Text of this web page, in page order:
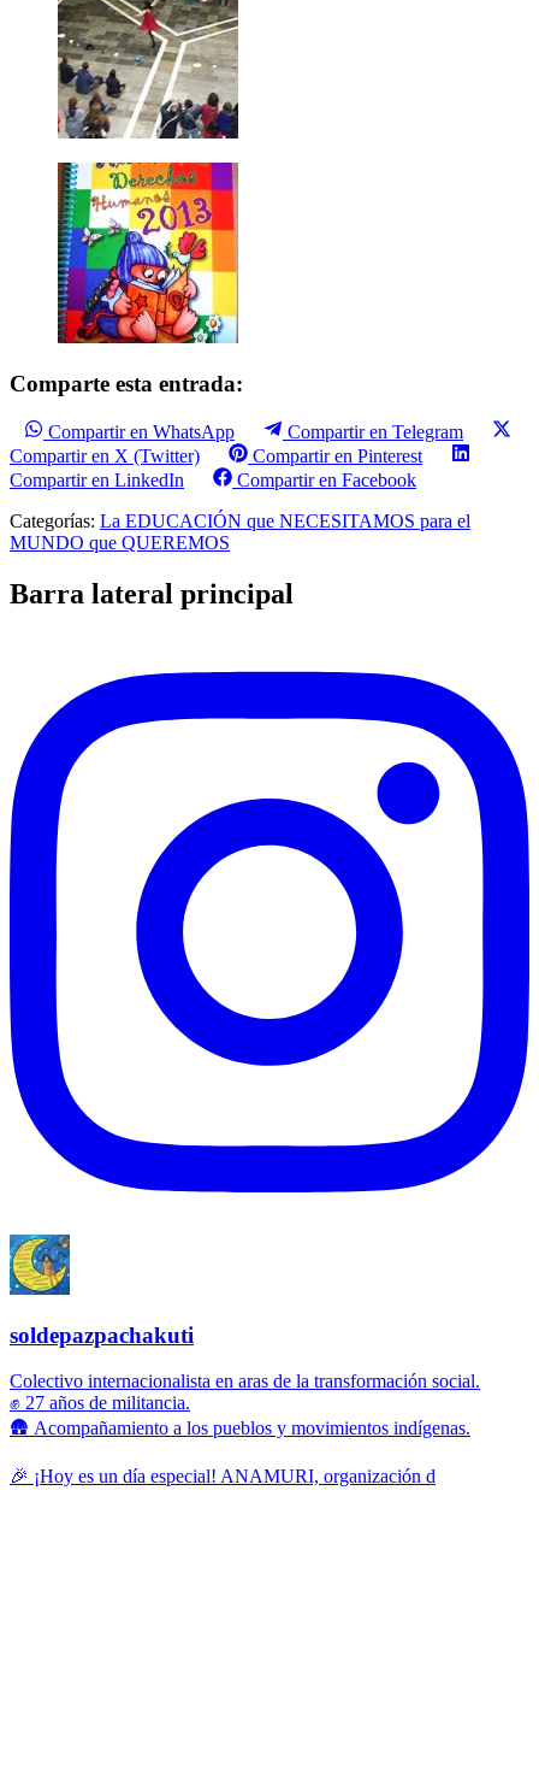
Comparte esta entrada:
Compartir en WhatsApp
Compartir en Telegram
Compartir en X (Twitter)
Compartir en Pinterest
Compartir en LinkedIn
Compartir en Facebook
Categorías: La EDUCACIÓN que NECESITAMOS para el
MUNDO que QUEREMOS
Barra lateral principal
soldepazpachakuti
Colectivo internacionalista en aras de la transformación social.
✊ 27 años de militancia.
🛖 Acompañamiento a los pueblos y movimientos indígenas.
🎉 ¡Hoy es un día especial! ANAMURI, organización d